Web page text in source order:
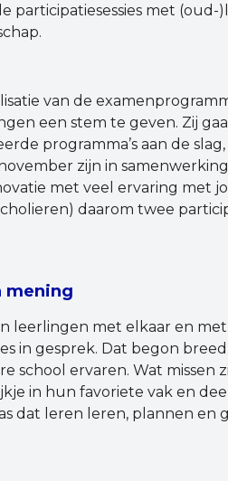
participatiesessies met
van de
een stem te geven. Zij
programma’s aan de
zijn in
met veel ervaring met
daarom twee
mening
leerlingen met elkaar en
in gesprek. Dat begon
school ervaren. Wat missen
in hun favoriete vak en
dat leren leren, plannen en